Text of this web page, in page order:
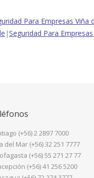
Para Empresas Viña
|Seguridad Para
(+56) 2 2897 7000
del Mar (+56) 32 251 7777
(+56) 55 271 27 77
(+56) 41 256 5200